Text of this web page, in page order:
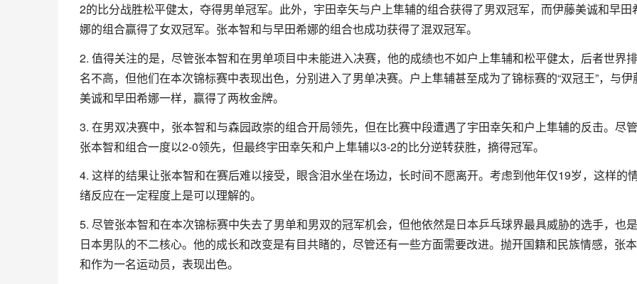
2的比分战胜松平健太，夺得男单冠军。此外，宇田幸矢与户上隼辅的组合获得了男双冠军，而伊藤美诚和早田
娜的组合赢得了女双冠军。张本智和与早田希娜的组合也成功获得了混双冠军。
2. 值得关注的是，尽管张本智和在男单项目中未能进入决赛，他的成绩也不如户上隼辅和松平健太，后者世界排
名不高，但他们在本次锦标赛中表现出色，分别进入了男单决赛。户上隼辅甚至成为了锦标赛的“双冠王”，与伊
美诚和早田希娜一样，赢得了两枚金牌。
3. 在男双决赛中，张本智和与森园政崇的组合开局领先，但在比赛中段遭遇了宇田幸矢和户上隼辅的反击。尽管
张本智和组合一度以2-0领先，但最终宇田幸矢和户上隼辅以3-2的比分逆转获胜，摘得冠军。
4. 这样的结果让张本智和在赛后难以接受，眼含泪水坐在场边，长时间不愿离开。考虑到他年仅19岁，这样的
绪反应在一定程度上是可以理解的。
5. 尽管张本智和在本次锦标赛中失去了男单和男双的冠军机会，但他依然是日本乒乓球界最具威胁的选手，也是
日本男队的不二核心。他的成长和改变是有目共睹的，尽管还有一些方面需要改进。抛开国籍和民族情感，张
和作为一名运动员，表现出色。